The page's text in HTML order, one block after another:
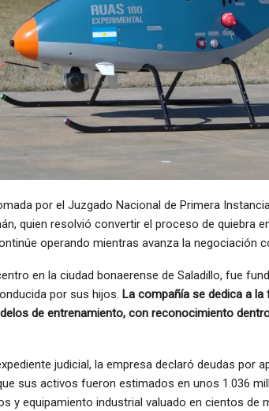
por el Juzgado Nacional de Primera
quien resolvió convertir el proceso de quiebra
operando mientras avanza la negociación
en la ciudad bonaerense de Saladillo, fue
por sus hijos. La compañía se dedica a
de entrenamiento, con reconocimiento
judicial, la empresa declaró deudas por
sus activos fueron estimados en unos 1.036
y equipamiento industrial valuado en cientos de